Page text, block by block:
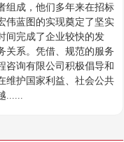
组成，他们多年来在招标
伟蓝图的实现奠定了坚实
间完成了企业较快的发
关系。凭借、规范的服务
咨询有限公司积极倡导和
维护国家利益、社会公共
......